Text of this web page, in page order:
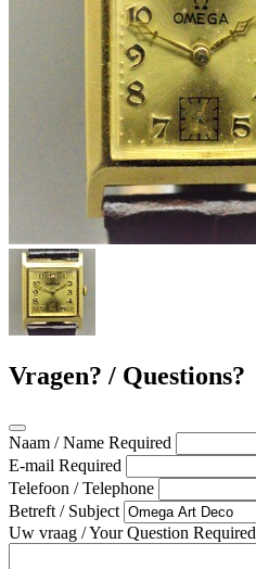
Vragen? / Questions?
Naam / Name Required
E-mail Required
Telefoon / Telephone
Betreft / Subject
Uw vraag / Your Question Required